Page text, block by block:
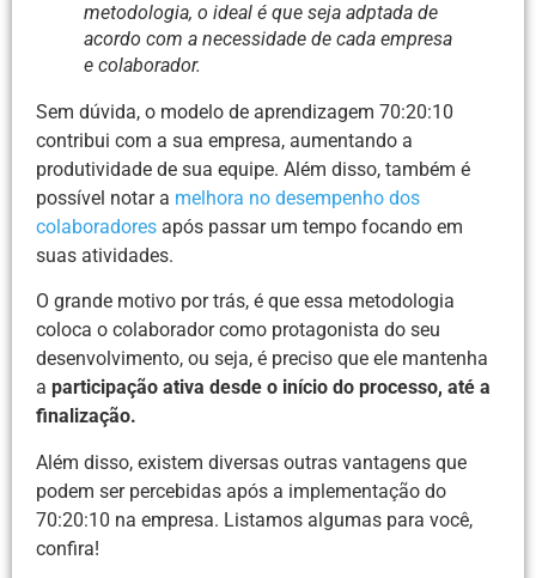
metodologia, o ideal é que seja adptada de
acordo com a necessidade de cada empresa
e colaborador.
Sem dúvida, o modelo de aprendizagem 70:20:10
contribui com a sua empresa, aumentando a
produtividade de sua equipe. Além disso, também é
possível notar a melhora no desempenho dos
colaboradores após passar um tempo focando em
suas atividades.
O grande motivo por trás, é que essa metodologia
coloca o colaborador como protagonista do seu
desenvolvimento, ou seja, é preciso que ele mantenha
a participação ativa desde o início do processo, até a
finalização.
Além disso, existem diversas outras vantagens que
podem ser percebidas após a implementação do
70:20:10 na empresa. Listamos algumas para você,
confira!